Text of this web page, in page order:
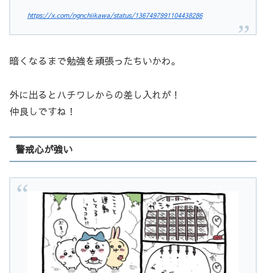
https://x.com/ngnchiikawa/status/1367497991104438286
暗くなるまで勉強を頑張ったちいかわ。
外に出るとハチワレからの差し入れが！
仲良しですね！
警戒心が強い